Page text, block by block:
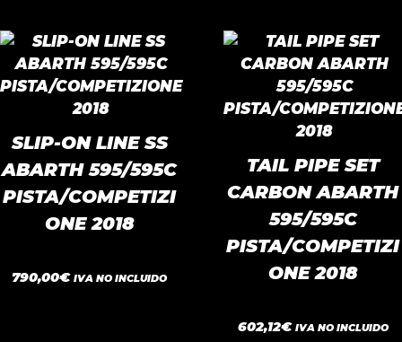
SLIP-ON LINE SS
ABARTH 595/595C
PISTA/COMPETIZI
ONE 2018
0
d
790,00€ IVA NO INCLUIDO
TAIL PIPE SET
CARBON ABARTH
595/595C
PISTA/COMPETIZI
ONE 2018
0
d
602,12€ IVA NO INCLUIDO